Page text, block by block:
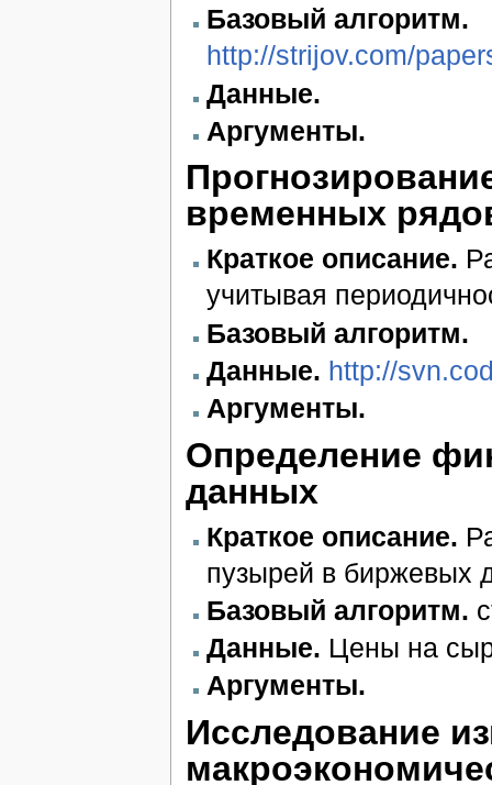
Базовый алгоритм.
http://strijov.com/
Данные.
Аргументы.
временных
Краткое описание.
учитывая
Базовый алгоритм.
Данные. http://
Аргументы.
Определение
данных
Краткое описание.
пузырей в биржевых
Базовый алгоритм.
Данные. Цены на
Аргументы.
Исследование